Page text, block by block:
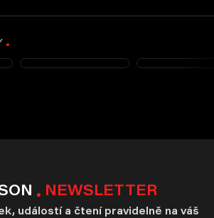
NEWSLETTER
událostí a čtení pravidelně na váš